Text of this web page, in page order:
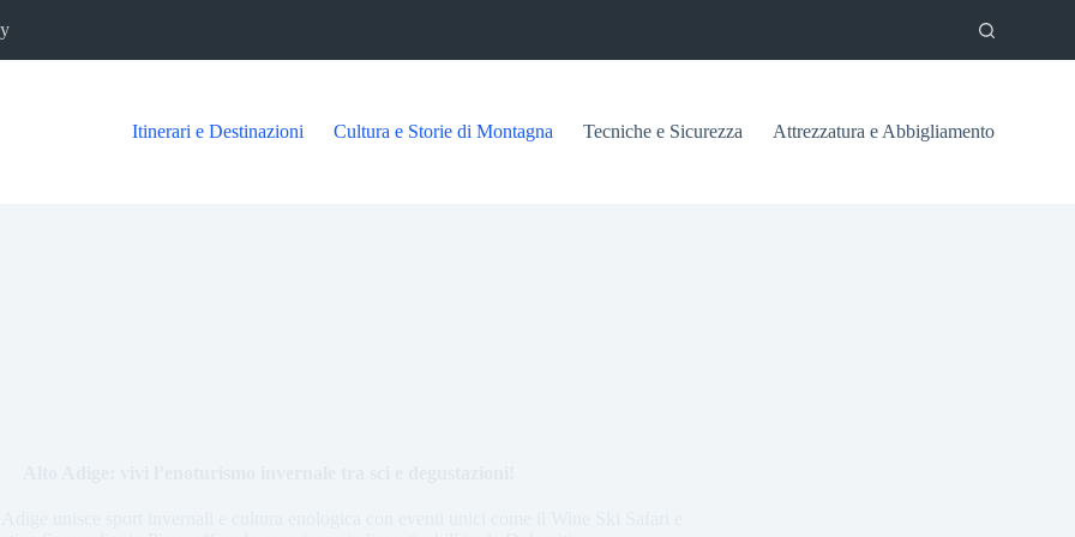
Itinerari e Destinazioni Cultura e Storie di Montagna Tecniche e Sicurezza Attrezzatura e Abbigliamento